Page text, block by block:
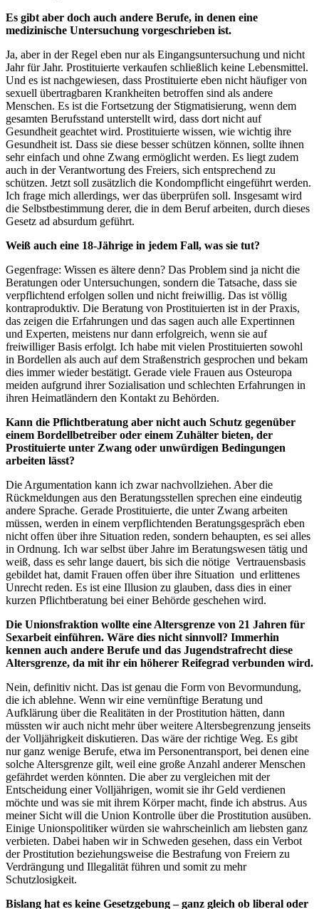
Es gibt aber doch auch andere Berufe, in denen eine
medizinische Untersuchung vorgeschrieben ist.
Ja, aber in der Regel eben nur als Eingangsuntersuchung und nicht
Jahr für Jahr. Prostituierte verkaufen schließlich keine Lebensmittel.
Und es ist nachgewiesen, dass Prostituierte eben nicht häufiger von
sexuell übertragbaren Krankheiten betroffen sind als andere
Menschen. Es ist die Fortsetzung der Stigmatisierung, wenn dem
gesamten Berufsstand unterstellt wird, dass dort nicht auf
Gesundheit geachtet wird. Prostituierte wissen, wie wichtig ihre
Gesundheit ist. Dass sie diese besser schützen können, sollte ihnen
sehr einfach und ohne Zwang ermöglicht werden. Es liegt zudem
auch in der Verantwortung des Freiers, sich entsprechend zu
schützen. Jetzt soll zusätzlich die Kondompflicht eingeführt werden.
Ich frage mich allerdings, wer das überprüfen soll. Insgesamt wird
die Selbstbestimmung derer, die in dem Beruf arbeiten, durch dieses
Gesetz ad absurdum geführt.
Weiß auch eine 18-Jährige in jedem Fall, was sie tut?
Gegenfrage: Wissen es ältere denn? Das Problem sind ja nicht die
Beratungen oder Untersuchungen, sondern die Tatsache, dass sie
verpflichtend erfolgen sollen und nicht freiwillig. Das ist völlig
kontraproduktiv. Die Beratung von Prostituierten ist in der Praxis,
das zeigen die Erfahrungen und das sagen auch alle Expertinnen
und Experten, meistens nur dann erfolgreich, wenn sie auf
freiwilliger Basis erfolgt. Ich habe mit vielen Prostituierten sowohl
in Bordellen als auch auf dem Straßenstrich gesprochen und bekam
dies immer wieder bestätigt. Gerade viele Frauen aus Osteuropa
meiden aufgrund ihrer Sozialisation und schlechten Erfahrungen in
ihren Heimatländern den Kontakt zu Behörden.
Kann die Pflichtberatung aber nicht auch Schutz gegenüber
einem Bordellbetreiber oder einem Zuhälter bieten, der
Prostituierte unter Zwang oder unwürdigen Bedingungen
arbeiten lässt?
Die Argumentation kann ich zwar nachvollziehen. Aber die
Rückmeldungen aus den Beratungsstellen sprechen eine eindeutig
andere Sprache. Gerade Prostituierte, die unter Zwang arbeiten
müssen, werden in einem verpflichtenden Beratungsgespräch eben
nicht offen über ihre Situation reden, sondern behaupten, es sei alles
in Ordnung. Ich war selbst über Jahre im Beratungswesen tätig und
weiß, dass es sehr lange dauert, bis sich die nötige Vertrauensbasis
gebildet hat, damit Frauen offen über ihre Situation und erlittenes
Unrecht reden. Es ist eine Illusion zu glauben, dass dies in einer
kurzen Pflichtberatung bei einer Behörde geschehen wird.
Die Unionsfraktion wollte eine Altersgrenze von 21 Jahren für
Sexarbeit einführen. Wäre dies nicht sinnvoll? Immerhin
kennen auch andere Berufe und das Jugendstrafrecht diese
Altersgrenze, da mit ihr ein höherer Reifegrad verbunden wird.
Nein, definitiv nicht. Das ist genau die Form von Bevormundung,
die ich ablehne. Wenn wir eine vernünftige Beratung und
Aufklärung über die Realitäten in der Prostitution hätten, dann
müssten wir auch nicht mehr über weitere Altersbegrenzung jenseits
der Volljährigkeit diskutieren. Das wäre der richtige Weg. Es gibt
nur ganz wenige Berufe, etwa im Personentransport, bei denen eine
solche Altersgrenze gilt, weil eine große Anzahl anderer Menschen
gefährdet werden könnten. Die aber zu vergleichen mit der
Entscheidung einer Volljährigen, womit sie ihr Geld verdienen
möchte und was sie mit ihrem Körper macht, finde ich abstrus. Aus
meiner Sicht will die Union Kontrolle über die Prostitution ausüben.
Einige Unionspolitiker würden sie wahrscheinlich am liebsten ganz
verbieten. Dabei haben wir in Schweden gesehen, dass ein Verbot
der Prostitution beziehungsweise die Bestrafung von Freiern zu
Verdrängung und Illegalität führen und somit zu mehr
Schutzlosigkeit.
Bislang hat es keine Gesetzgebung – ganz gleich ob liberal oder